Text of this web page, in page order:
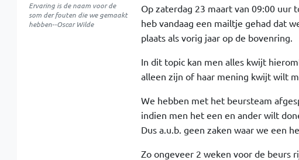
Ervaring is de naam voor de
som der fouten die we gemaakt
hebben--Oscar Wilde
Op zaterdag 23 maart van 09:00 uur
heb vandaag een mailtje gehad dat
plaats als vorig jaar op de bovenring.
In dit topic kan men alles kwijt
alleen zijn of haar mening kwijt wilt
We hebben met het beursteam
indien men het een en ander wilt
Dus a.u.b. geen zaken waar we een
Zo ongeveer 2 weken voor de beurs